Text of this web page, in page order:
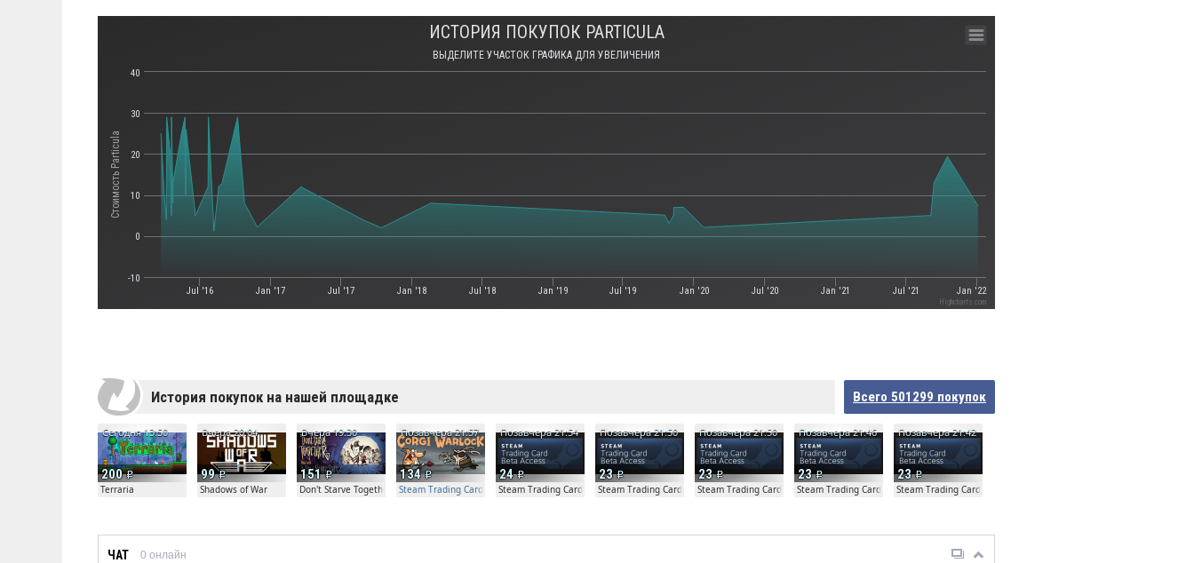
Стоимость Particula
ИСТОРИЯ ПОКУПОК PARTICULA
ВЫДЕЛИТЕ УЧАСТОК ГРАФИКА ДЛЯ УВЕЛИЧЕНИЯ
Jul '16 Jan '17 Jul '17 Jan '18 Jul '18 Jan '19 Jul '19 Jan '20 Jul '20 Jan '21 Jul '21 Jan '22
-10
0
10
20
30
40
Highcharts.com
История покупок на нашей площадке Всего 501299 покупок
200
Сегодня 13:50
Terraria
99
Вчера 20:04
Shadows of War
151
Вчера 19:30
Don't Starve Together
134
Позавчера 21:57
Steam Trading Card Beta Access - Extra Copy
24
Позавчера 21:54
Steam Trading Card Beta
23
Позавчера 21:50
Steam Trading Card Beta
23
Позавчера 21:50
Steam Trading Card Beta
23
Позавчера 21:46
Steam Trading Card Beta
23
Позавчера 21:42
Steam Trading Card Beta
ЧАТ 0 онлайн